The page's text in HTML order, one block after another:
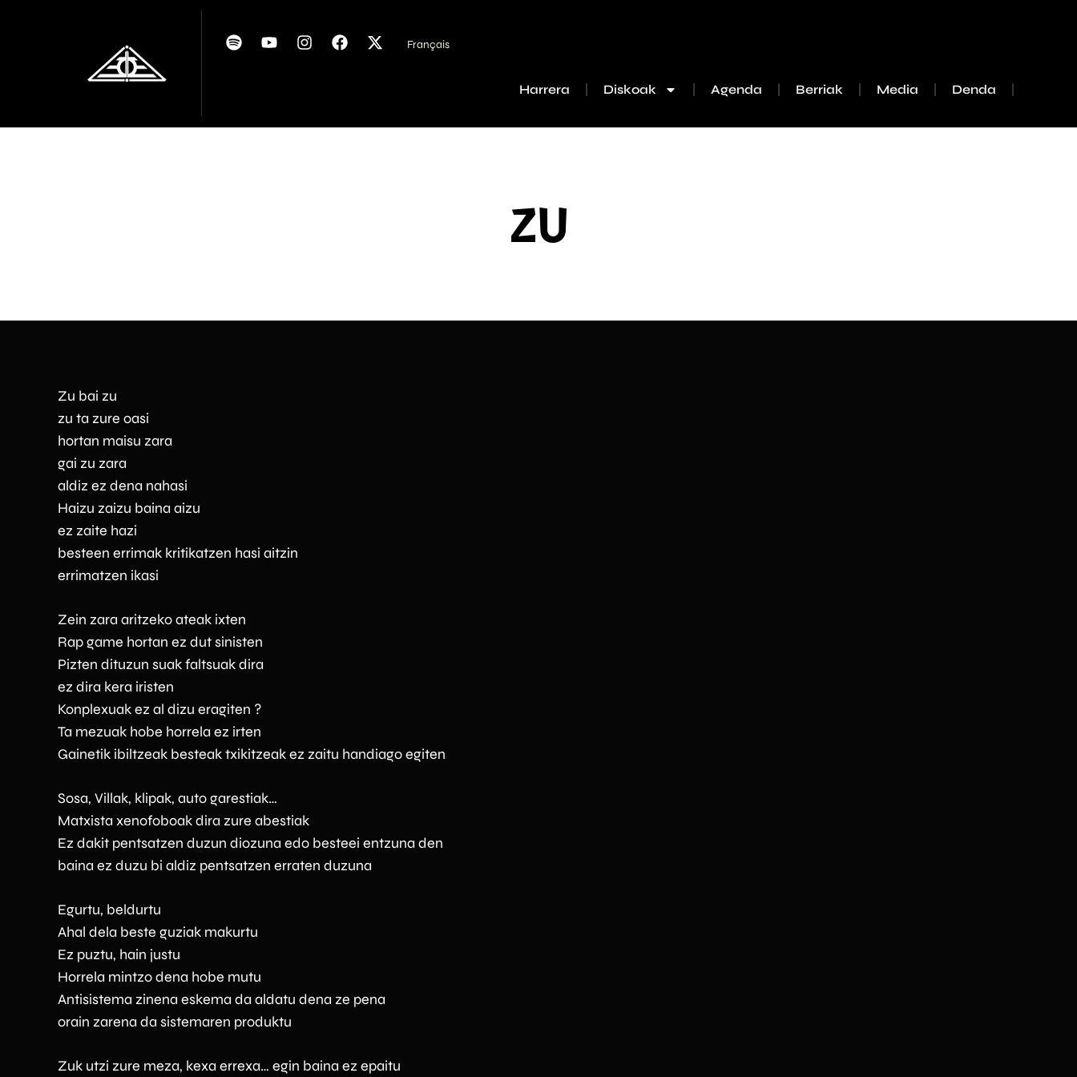
Français
Harrera Diskoak Agenda Berriak Media Denda
ZU
Zu bai zu
zu ta zure oasi
hortan maisu zara
gai zu zara
aldiz ez dena nahasi
Haizu zaizu baina aizu
ez zaite hazi
besteen errimak kritikatzen hasi aitzin
errimatzen ikasi
Zein zara aritzeko ateak ixten
Rap game hortan ez dut sinisten
Pizten dituzun suak faltsuak dira
ez dira kera iristen
Konplexuak ez al dizu eragiten ?
Ta mezuak hobe horrela ez irten
Gainetik ibiltzeak besteak txikitzeak ez zaitu handiago egiten
Sosa, Villak, klipak, auto garestiak…
Matxista xenofoboak dira zure abestiak
Ez dakit pentsatzen duzun diozuna edo besteei entzuna den
baina ez duzu bi aldiz pentsatzen erraten duzuna
Egurtu, beldurtu
Ahal dela beste guziak makurtu
Ez puztu, hain justu
Horrela mintzo dena hobe mutu
Antisistema zinena eskema da aldatu dena ze pena
orain zarena da sistemaren produktu
Zuk utzi zure meza, kexa errexa… egin baina ez epaitu